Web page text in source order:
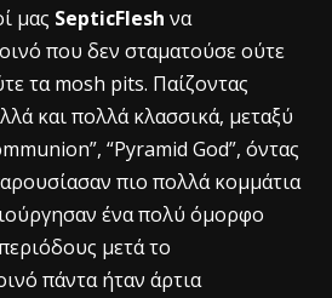
μας SepticFlesh να
που δεν σταματούσε ούτε
τα mosh pits. Παίζοντας
και πολλά κλασσικά, μεταξύ
“Pyramid God”, όντας
πιο πολλά κομμάτια
ένα πολύ όμορφο
μετά το
πάντα ήταν άρτια